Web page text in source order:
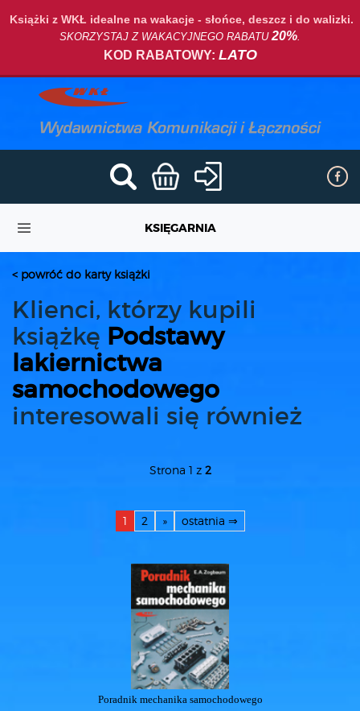
Książki z WKŁ idealne na wakacje - słońce, deszcz i do walizki.
SKORZYSTAJ Z WAKACYJNEGO RABATU20%.
KOD RABATOWY: LATO
KSIĘGARNIA
< powróć do karty książki
Klienci, którzy kupili
książkę Podstawy
lakiernictwa
samochodowego
interesowali się również
Strona 1 z 2
1 2 » ostatnia ⇒
Poradnik mechanika samochodowego